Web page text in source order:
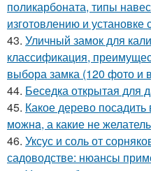
поликарбоната, типы
изготовлению и установке
43. Уличный замок для
классификация,
выбора замка (120 фото и
44. Беседка открытая для
45. Какое дерево
мoжнa, а какие не
46. Уксус и соль от
садоводстве: нюансы